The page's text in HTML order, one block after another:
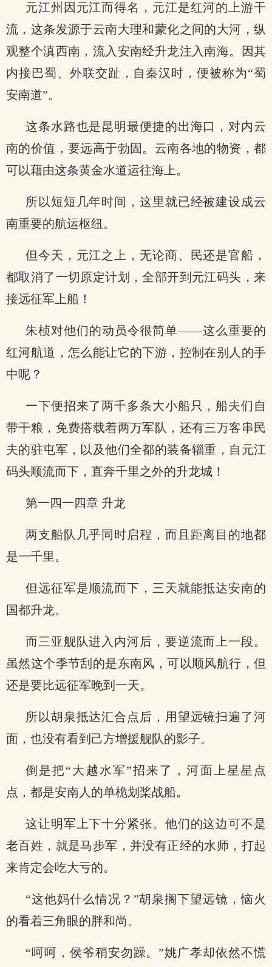
元江州因元江而得名，元江是红河的上游干
流，这条发源于云南大理和蒙化之间的大河，纵
观整个滇西南，流入安南经升龙注入南海。因其
内接巴蜀、外联交趾，自秦汉时，便被称为“蜀
安南道”。
这条水路也是昆明最便捷的出海口，对内云
南的价值，要远高于勃固。云南各地的物资，都
可以藉由这条黄金水道运往海上。
所以短短几年时间，这里就已经被建设成云
南重要的航运枢纽。
但今天，元江之上，无论商、民还是官船，
都取消了一切原定计划，全部开到元江码头，来
接远征军上船！
朱桢对他们的动员令很简单——这么重要的
红河航道，怎么能让它的下游，控制在别人的手
中呢？
一下便招来了两千多条大小船只，船夫们自
带干粮，免费搭载着两万军队，还有三万客串民
夫的驻屯军，以及他们全都的装备辎重，自元江
码头顺流而下，直奔千里之外的升龙城！
第一四一四章 升龙
两支船队几乎同时启程，而且距离目的地都
是一千里。
但远征军是顺流而下，三天就能抵达安南的
国都升龙。
而三亚舰队进入内河后，要逆流而上一段。
虽然这个季节刮的是东南风，可以顺风航行，但
还是要比远征军晚到一天。
所以胡泉抵达汇合点后，用望远镜扫遍了河
面，也没有看到己方增援舰队的影子。
倒是把“大越水军”招来了，河面上星星点
点，都是安南人的单桅划桨战船。
这让明军上下十分紧张。他们的这边可不是
老百姓，就是马步军，并没有正经的水师，打起
来肯定会吃大亏的。
“这他妈什么情况？”胡泉搁下望远镜，恼火
的看着三角眼的胖和尚。
“呵呵，侯爷稍安勿躁。”姚广孝却依然不慌